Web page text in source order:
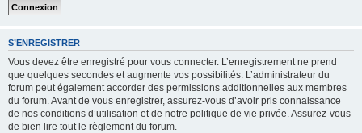
S’ENREGISTRER
Vous devez être enregistré pour vous connecter. L’enregistrement ne prend
que quelques secondes et augmente vos possibilités. L’administrateur du
forum peut également accorder des permissions additionnelles aux membres
du forum. Avant de vous enregistrer, assurez-vous d’avoir pris connaissance
de nos conditions d’utilisation et de notre politique de vie privée. Assurez-vous
de bien lire tout le règlement du forum.